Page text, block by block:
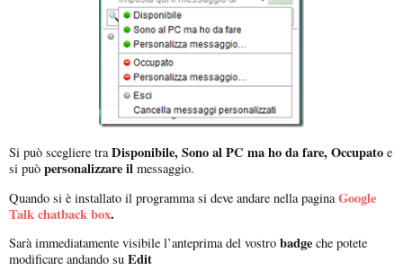
Si può scegliere traDisponibile, Sono al PC ma ho da fare, Occupato e
si può personalizzare il messaggio.
Quando si è installato il programma si deve andare nella pagina Google
Talk chatback box.
Sarà immediatamente visibile l’anteprima del vostro badge che potete
modificare andando su Edit